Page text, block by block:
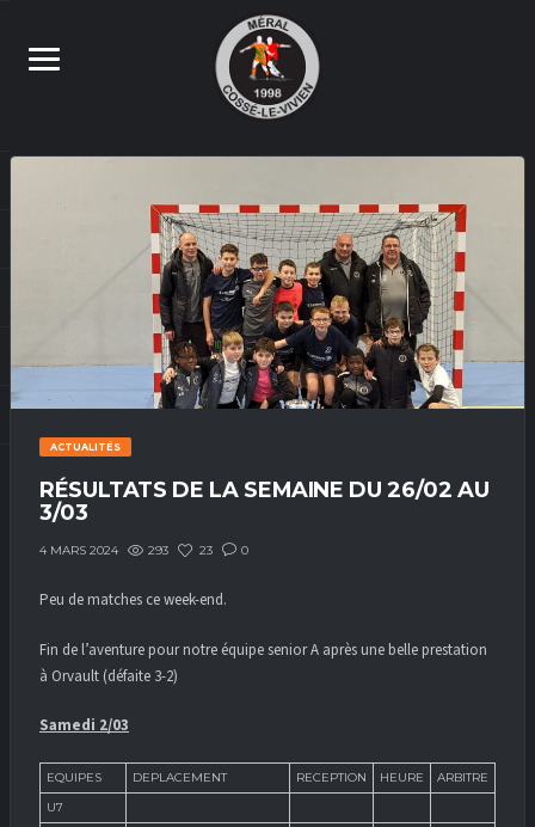
ACTUALITÉS
RÉSULTATS DE LA SEMAINE DU 26/02 AU
3/03
4 MARS 2024 293 23 0
Peu de matches ce week-end.
Fin de l’aventure pour notre équipe senior A après une belle prestation
à Orvault (défaite 3-2)
Samedi 2/03
EQUIPES DEPLACEMENT RECEPTION HEURE
ARBITRE
U7